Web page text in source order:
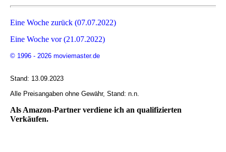
Eine Woche zurück (07.07.2022)
Eine Woche vor (21.07.2022)
© 1996 - 2026 moviemaster.de
Stand: 13.09.2023
Alle Preisangaben ohne Gewähr, Stand: n.n.
Als Amazon-Partner verdiene ich an qualifizierten
Verkäufen.